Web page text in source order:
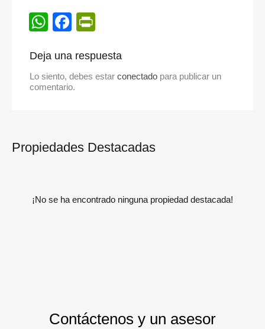
WhatsApp
Facebook
Deja una respuesta
Lo siento, debes estar conectado para publicar un
comentario.
Propiedades Destacadas
¡No se ha encontrado ninguna propiedad destacada!
Contáctenos y un asesor